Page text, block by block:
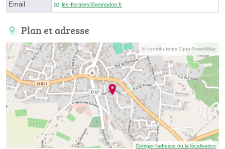
Email les-floraliesⓐwanadoo.fr
Plan et adresse
© contributeurs OpenStreetMap
Corriger l’adresse ou la localisation